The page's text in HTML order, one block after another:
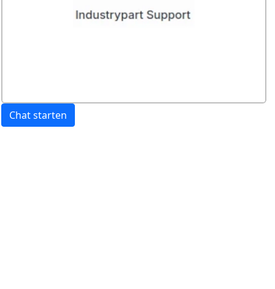
Chat starten